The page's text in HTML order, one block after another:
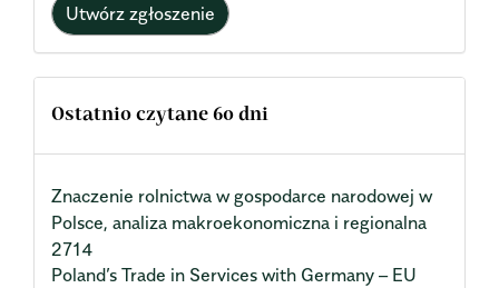
Utwórz zgłoszenie
Ostatnio czytane 60 dni
Znaczenie rolnictwa w gospodarce narodowej w
Polsce, analiza makroekonomiczna i regionalna
2714
Poland’s Trade in Services with Germany – EU